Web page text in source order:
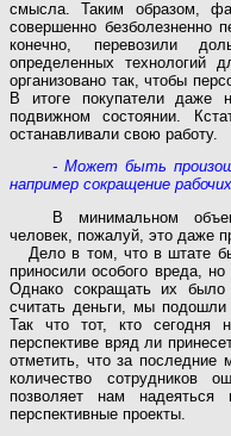
смысла. Таким образом,
совершенно безболезненно
конечно, перевозили
определенных технологий
организовано так, чтобы
В итоге покупатели даже
подвижном состоянии.
останавливали свою работу.
- Может быть
например сокращение
В минимальном
человек, пожалуй, это даже
Дело в том, что в штате
приносили особого вреда,
Однако сокращать их
считать деньги, мы подошли
Так что тот, кто сегодня
перспективе вряд ли
отметить, что за
количество сотрудников
позволяет нам
перспективные проекты.